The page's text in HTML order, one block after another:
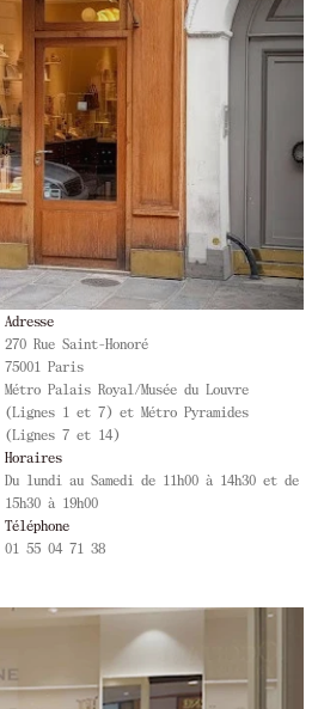
Adresse
270 Rue Saint-Honoré
75001 Paris
Métro Palais Royal/Musée du Louvre
(Lignes 1 et 7) et Métro Pyramides
(Lignes 7 et 14)
Horaires
Du lundi au Samedi de 11h00 à 14h30 et de
15h30 à 19h00
Téléphone
01 55 04 71 38